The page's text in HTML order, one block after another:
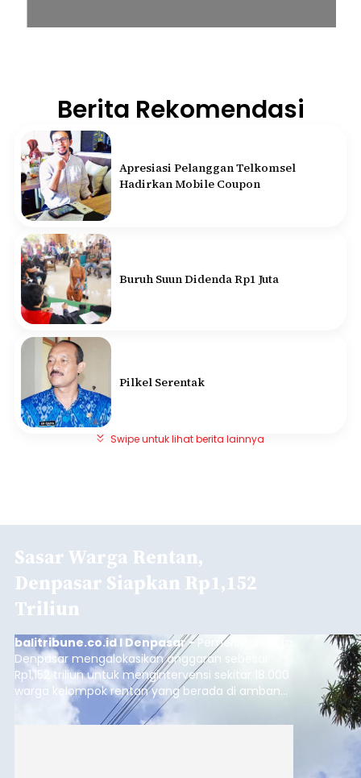
Berita Rekomendasi
Apresiasi Pelanggan Telkomsel
Hadirkan Mobile Coupon
Buruh Suun Didenda Rp1 Juta
Pilkel Serentak
Swipe untuk lihat berita lainnya
Sasar Warga Rentan,
Denpasar Siapkan Rp1,152
Triliun
balitribune.co.id I Denpasar -Pemerintah Kota
Denpasar mengalokasikan anggaran sebesar
Rp1,152 triliun untuk mengintervensi sekitar 18.000
warga kelompok rentan yang berada di ambang
garis kemiskinan. Langkah strategis ini diambil
guna menjaga masyarakat yang berada pada